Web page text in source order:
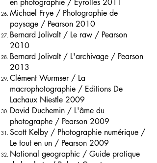
en photographie / Eyrolles 2011
Michael Frye / Photographie de
paysage / Pearson 2010
Bernard Jolivalt / Le raw / Pearson
2010
Bernard Jolivalt / L'archivage / Pearson
2013
Clément Wurmser / La
macrophotographie / Editions De
Lachaux Niestle 2009
David Duchemin / L'âme du
photographe / Pearson 2009
Scott Kelby / Photographie numérique /
Le tout en un / Pearson 2009
National geographic / Guide pratique